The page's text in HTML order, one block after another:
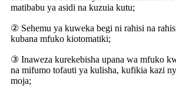
matibabu ya asidi na kuzuia kutu;
② Sehemu ya kuweka begi ni rahisi na
kubana mfuko kiotomatiki;
③ Inaweza kurekebisha upana wa mfuko
na mifumo tofauti ya kulisha, kufikia kazi
moja;